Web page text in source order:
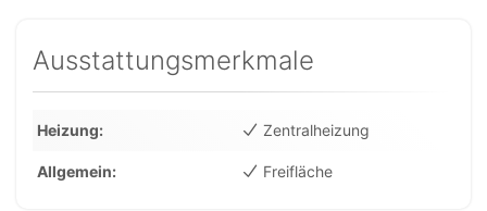
Ausstattungsmerkmale
Heizung Zentralheizung
Allgemein Freifläche